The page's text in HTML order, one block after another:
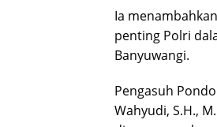
Ia
penting Polri
Banyuwangi.
Pengasuh
Wahyudi, S.H.,